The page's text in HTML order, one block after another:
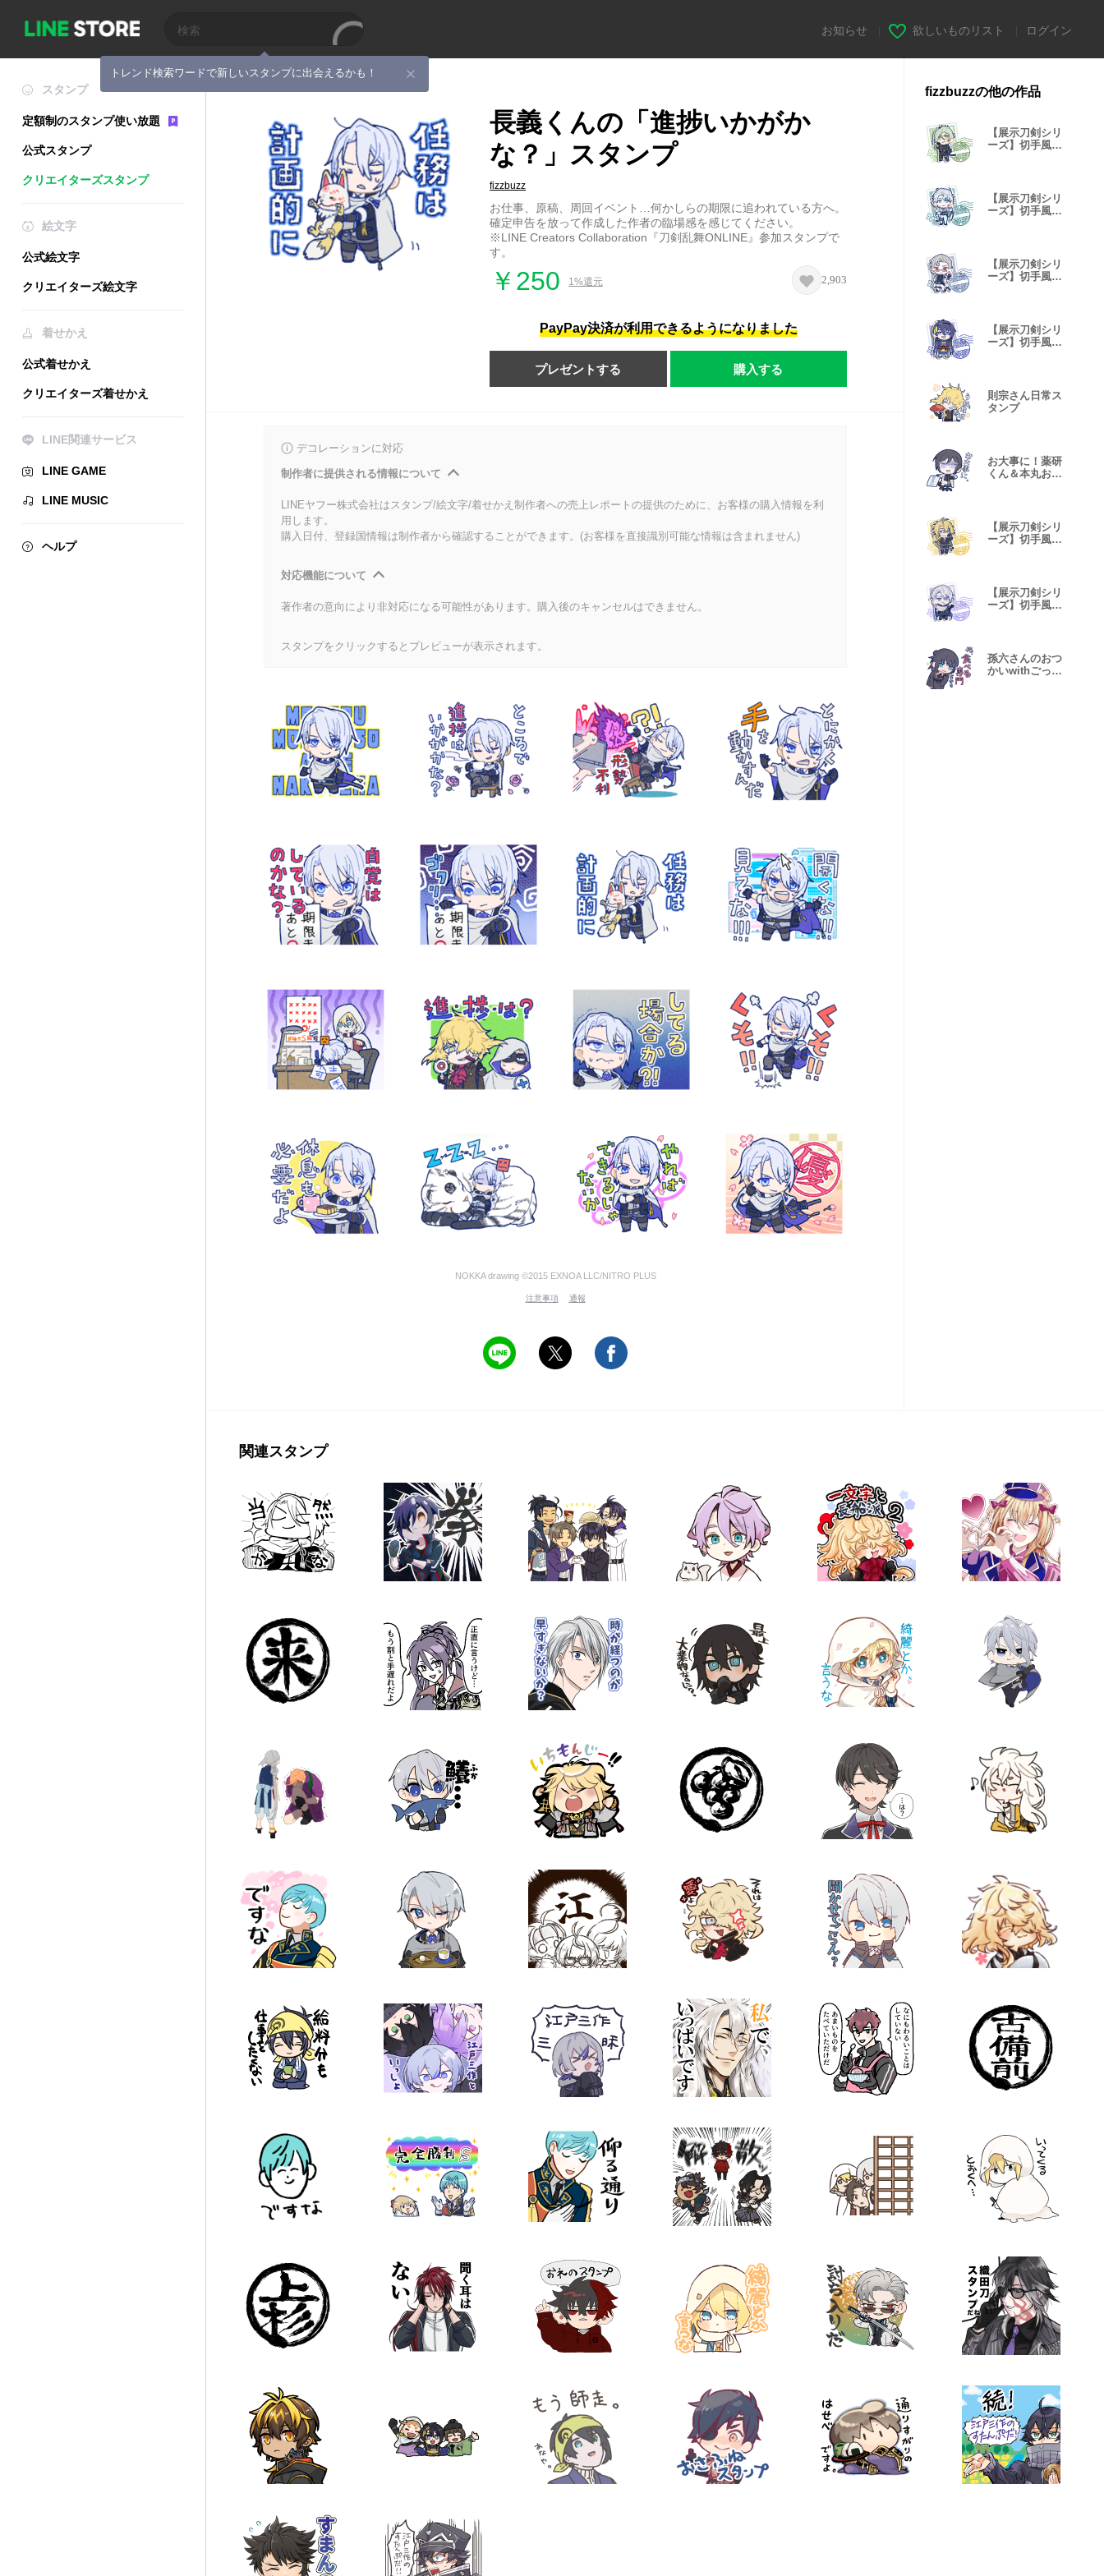
トレンド検索ワードで新しいスタンプに出会えるかも！
お知らせ 欲しいものリスト ログイン
スタンプ
定額制のスタンプ使い放題
公式スタンプ
クリエイターズスタンプ
絵文字
公式絵文字
クリエイターズ絵文字
着せかえ
公式着せかえ
クリエイターズ着せかえ
LINE関連サービス
LINE GAME
LINE MUSIC
ヘルプ
長義くんの「進捗いかがか
な？」スタンプ
fizzbuzz
お仕事、原稿、周回イベント…何かしらの期限に追われている方へ。
確定申告を放って作成した作者の臨場感を感じてください。
※LINE Creators Collaboration『刀剣乱舞ONLINE』参加スタンプで
す。
￥250 1%還元 2,903
PayPay決済が利用できるようになりました
プレゼントする 購入する
デコレーションに対応
制作者に提供される情報について
LINEヤフー株式会社はスタンプ/絵文字/着せかえ制作者への売上レポートの提供のために、お客様の購入情報を利
用します。
購入日付、登録国情報は制作者から確認することができます。(お客様を直接識別可能な情報は含まれません)
対応機能について
著作者の意向により非対応になる可能性があります。購入後のキャンセルはできません。
スタンプをクリックするとプレビューが表示されます。
NOKKA drawing ©2015 EXNOA LLC/NITRO PLUS
注意事項 通報
fizzbuzzの他の作品
【展示刀剣シリ
ーズ】切手風ス
【展示刀剣シリ
ーズ】切手風ス
【展示刀剣シリ
ーズ】切手風ス
【展示刀剣シリ
ーズ】切手風ス
則宗さん日常ス
タンプ
お大事に！薬研
くん＆本丸お見
【展示刀剣シリ
ーズ】切手風ス
【展示刀剣シリ
ーズ】切手風ス
孫六さんのおつ
かいwithごっち
関連スタンプ